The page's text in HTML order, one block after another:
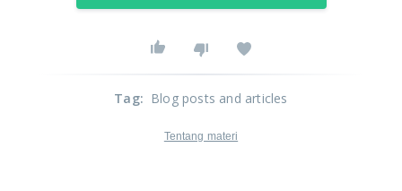
Tag: Blog posts and articles
Tentang materi